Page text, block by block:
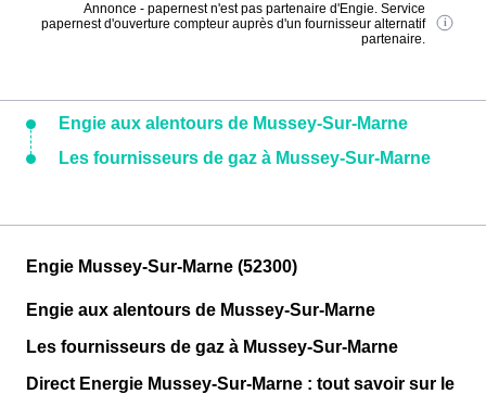
Annonce - papernest n'est pas partenaire d'Engie. Service
papernest d'ouverture compteur auprès d'un fournisseur alternatif
partenaire.
Engie aux alentours de Mussey-Sur-Marne
Les fournisseurs de gaz à Mussey-Sur-Marne
Engie Mussey-Sur-Marne (52300)
Engie aux alentours de Mussey-Sur-Marne
Les fournisseurs de gaz à Mussey-Sur-Marne
Direct Energie Mussey-Sur-Marne : tout savoir sur le